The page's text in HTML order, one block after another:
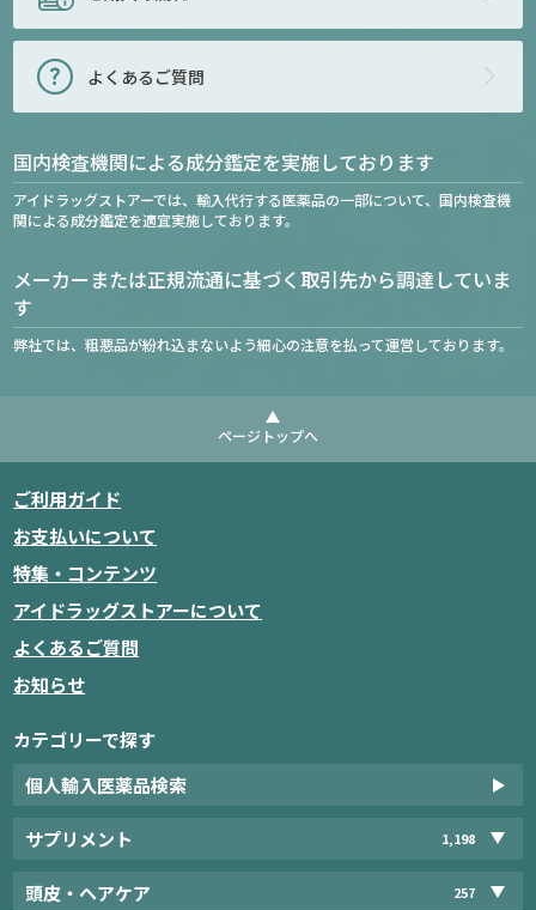
よくあるご質問
国内検査機関による成分鑑定を実施しております
アイドラッグストアーでは、輸入代行する医薬品の一部について、国内検査機
関による成分鑑定を適宜実施しております。
メーカーまたは正規流通に基づく取引先から調達していま
す
弊社では、粗悪品が紛れ込まないよう細心の注意を払って運営しております。
ページトップへ
ご利用ガイド
お支払いについて
特集・コンテンツ
アイドラッグストアーについて
よくあるご質問
お知らせ
カテゴリーで探す
個人輸入医薬品検索
サプリメント 1,198
頭皮・ヘアケア 257